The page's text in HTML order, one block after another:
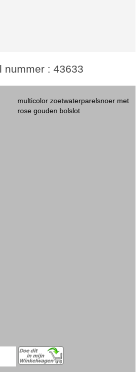
nummer : 43633
multicolor zoetwaterparelsnoer met
rose gouden bolslot